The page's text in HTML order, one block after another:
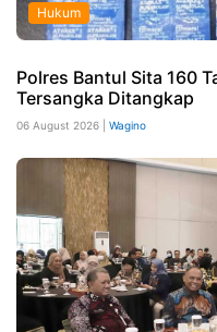
Hukum
Polres Bantul Sita 160
Tersangka Ditangkap
06 August 2026 | Wagino